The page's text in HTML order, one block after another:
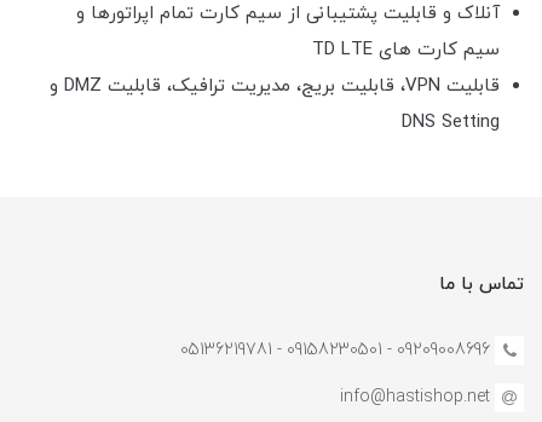
آنلاک و قابلیت پشتیبانی از سیم کارت تمام اپراتورها و
سیم کارت های TD LTE
قابلیت VPN، قابلیت بریج، مدیریت ترافیک، قابلیت DMZ و
DNS Setting
تماس با ما
09209008696 - 09158230501 - 05136219781
info@hastishop.net